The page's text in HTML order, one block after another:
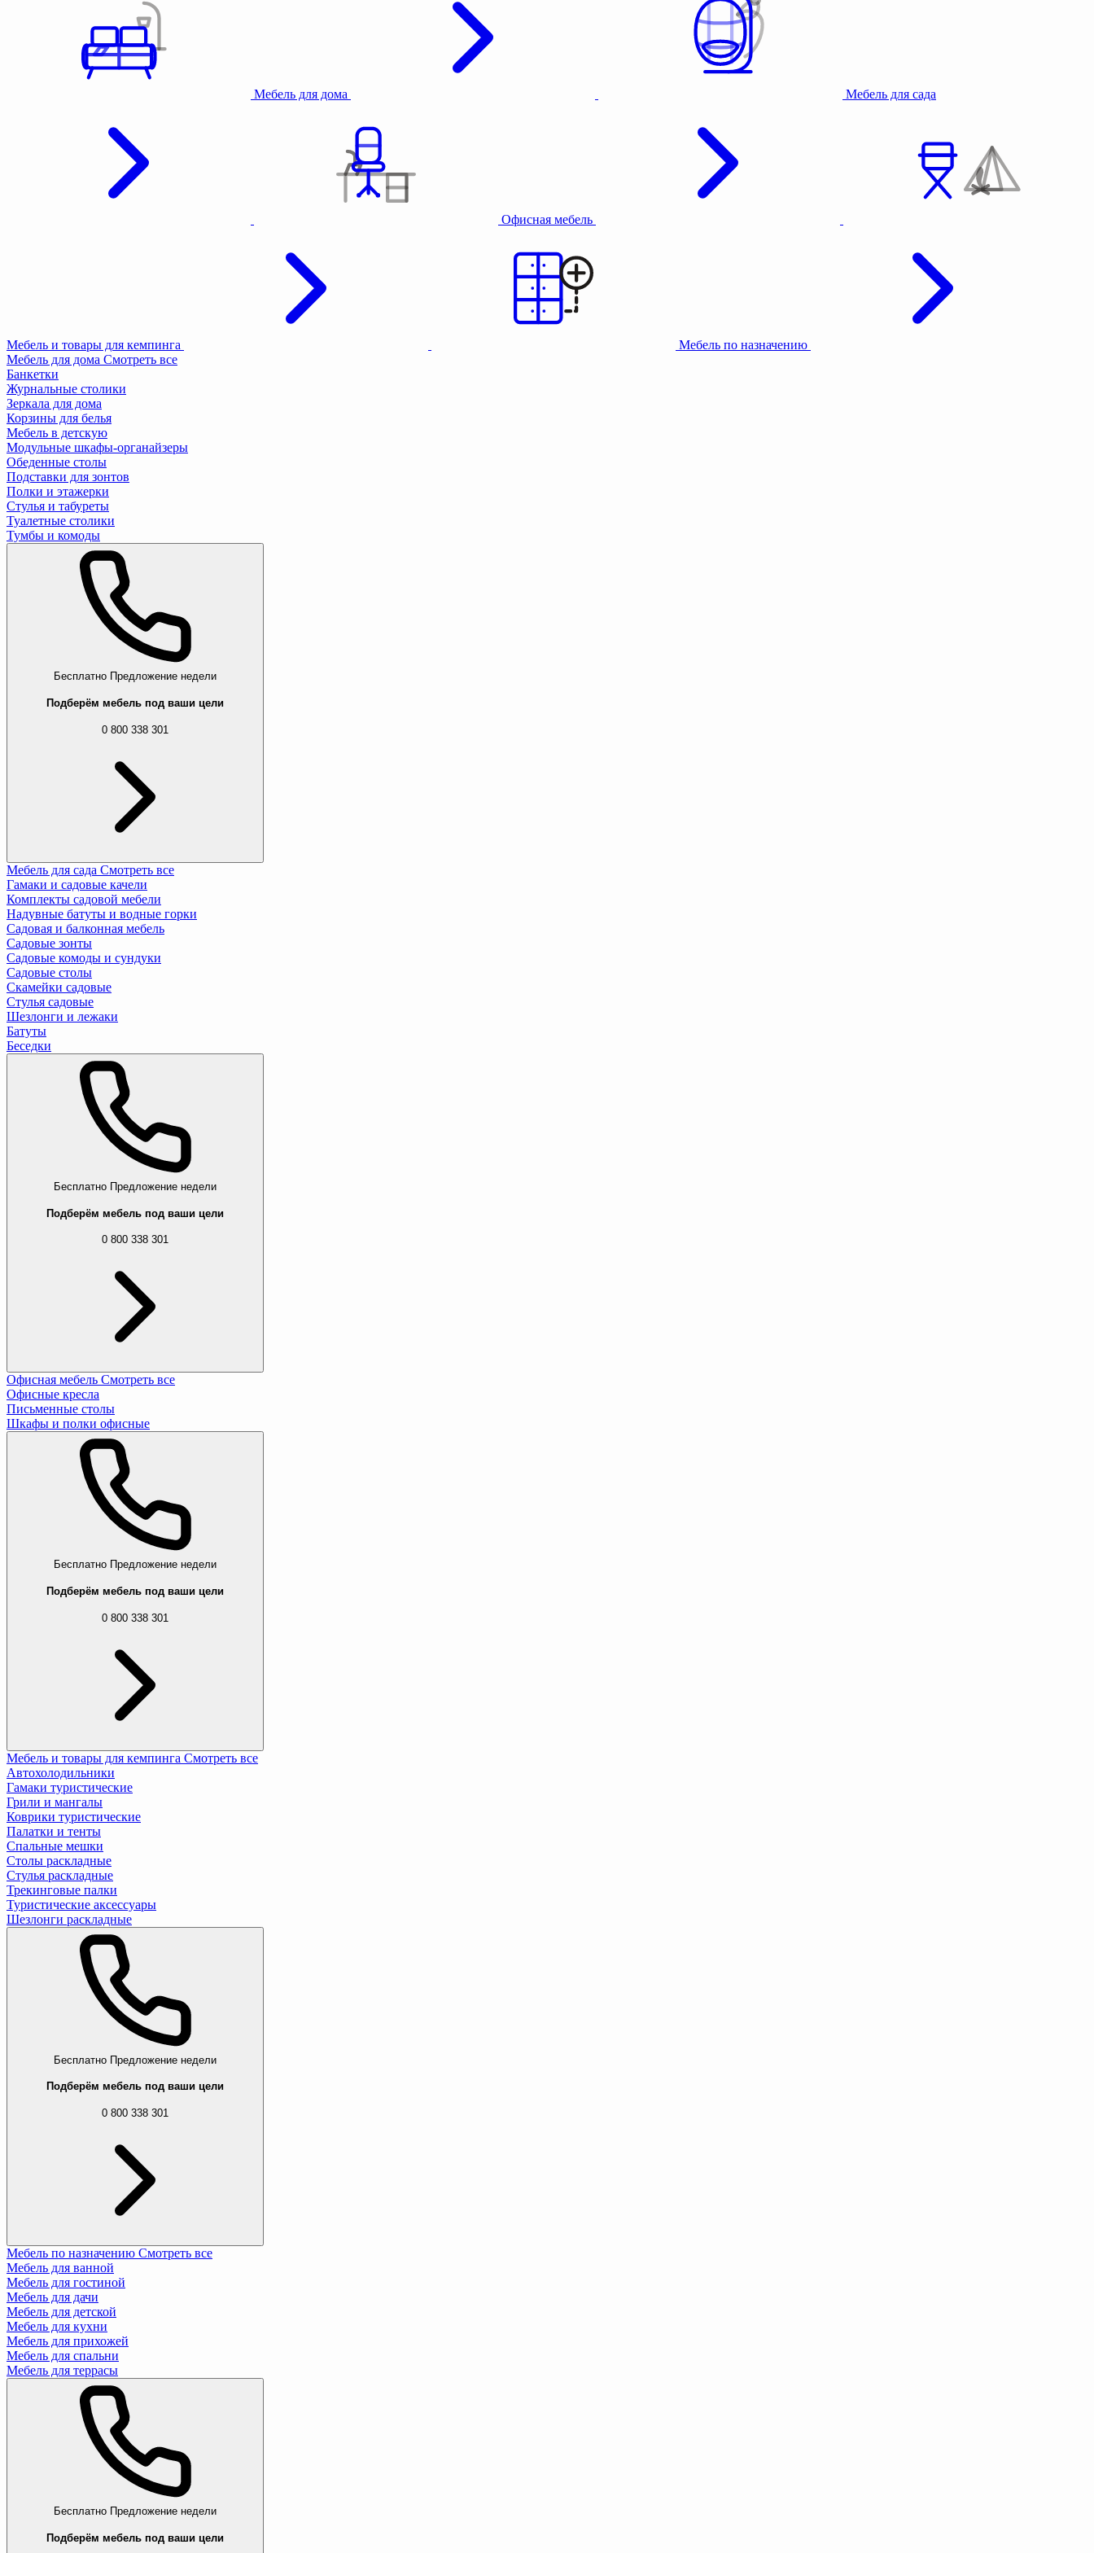
Мебель для дома Мебель для сада
Офисная мебель
Мебель и товары для кемпинга
Мебель по назначению
Мебель для дома Смотреть все
Банкетки
Журнальные столики
Зеркала для дома
Корзины для белья
Мебель в детскую
Модульные шкафы-органайзеры
Обеденные столы
Подставки для зонтов
Полки и этажерки
Стулья и табуреты
Туалетные столики
Тумбы и комоды
Бесплатно Предложение недели
Подберём мебель под ваши цели
0 800 338 301
Мебель для сада Смотреть все
Гамаки и садовые качели
Комплекты садовой мебели
Надувные батуты и водные горки
Садовая и балконная мебель
Садовые зонты
Садовые комоды и сундуки
Садовые столы
Скамейки садовые
Стулья садовые
Шезлонги и лежаки
Батуты
Беседки
Бесплатно Предложение недели
Подберём мебель под ваши цели
0 800 338 301
Офисная мебель Смотреть все
Офисные кресла
Письменные столы
Шкафы и полки офисные
Бесплатно Предложение недели
Подберём мебель под ваши цели
0 800 338 301
Мебель и товары для кемпинга Смотреть все
Автохолодильники
Гамаки туристические
Грили и мангалы
Коврики туристические
Палатки и тенты
Спальные мешки
Столы раскладные
Стулья раскладные
Трекинговые палки
Туристические аксессуары
Шезлонги раскладные
Бесплатно Предложение недели
Подберём мебель под ваши цели
0 800 338 301
Мебель по назначению Смотреть все
Мебель для ванной
Мебель для гостиной
Мебель для дачи
Мебель для детской
Мебель для кухни
Мебель для прихожей
Мебель для спальни
Мебель для террасы
Бесплатно Предложение недели
Подберём мебель под ваши цели